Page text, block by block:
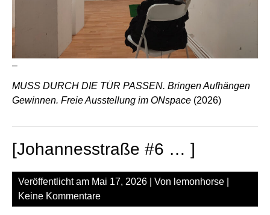
–
MUSS DURCH DIE TÜR PASSEN. Bringen Aufhängen
Gewinnen. Freie Ausstellung im ONspace (2026)
[Johannesstraße #6 … ]
Veröffentlicht am Mai 17, 2026 | Von lemonhorse
Keine Kommentare